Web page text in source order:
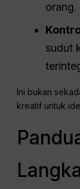
orang.
sudut
Ini bukan
kreatif untuk